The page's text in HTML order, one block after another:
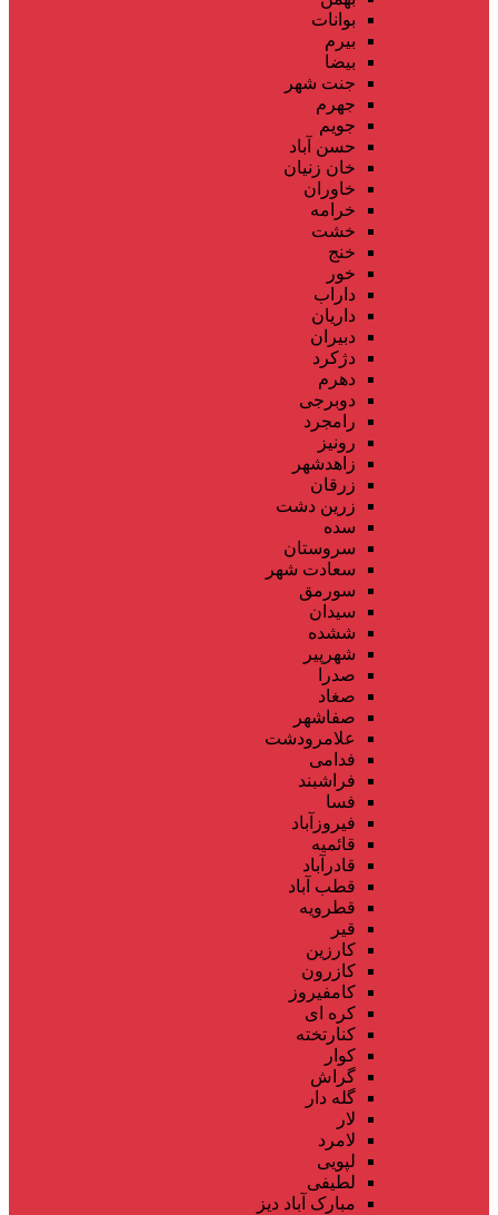
بوانات
بیرم
بیضا
جنت شهر
جهرم
جویم
حسن آباد
خان زنیان
خاوران
خرامه
خشت
خنج
خور
داراب
داریان
دبیران
دژکرد
دهرم
دوبرجی
رامجرد
رونیز
زاهدشهر
زرقان
زرین دشت
سده
سروستان
سعادت شهر
سورمق
سیدان
ششده
شهرپیر
صدرا
صغاد
صفاشهر
علامرودشت
فدامی
فراشبند
فسا
فیروزآباد
قائمیه
قادرآباد
قطب آباد
قطرویه
قیر
کارزین
کازرون
کامفیروز
کره ای
کنارتخته
کوار
گراش
گله دار
لار
لامرد
لپویی
لطیفی
مبارک آباد دیز